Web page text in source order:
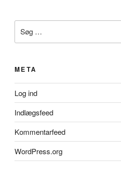
efter:
META
Log ind
Indlægsfeed
Kommentarfeed
WordPress.org